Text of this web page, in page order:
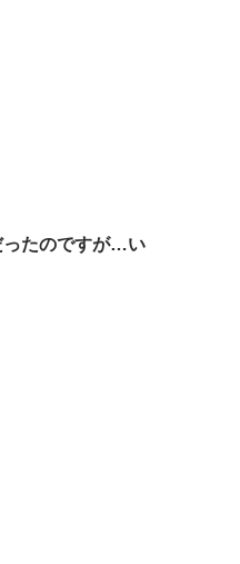
ったのですが…い